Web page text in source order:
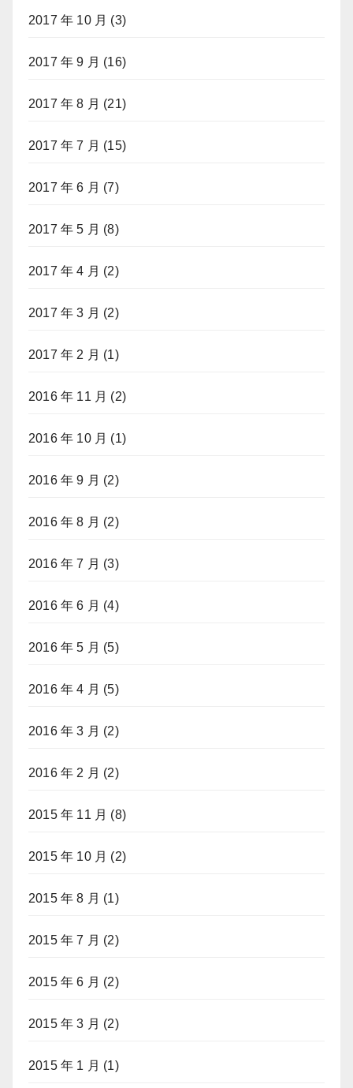
2017 年 10 月 (3)
2017 年 9 月 (16)
2017 年 8 月 (21)
2017 年 7 月 (15)
2017 年 6 月 (7)
2017 年 5 月 (8)
2017 年 4 月 (2)
2017 年 3 月 (2)
2017 年 2 月 (1)
2016 年 11 月 (2)
2016 年 10 月 (1)
2016 年 9 月 (2)
2016 年 8 月 (2)
2016 年 7 月 (3)
2016 年 6 月 (4)
2016 年 5 月 (5)
2016 年 4 月 (5)
2016 年 3 月 (2)
2016 年 2 月 (2)
2015 年 11 月 (8)
2015 年 10 月 (2)
2015 年 8 月 (1)
2015 年 7 月 (2)
2015 年 6 月 (2)
2015 年 3 月 (2)
2015 年 1 月 (1)